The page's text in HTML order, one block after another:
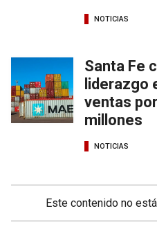
NOTICIAS
Santa Fe
liderazgo
ventas
millones
NOTICIAS
Este contenido no